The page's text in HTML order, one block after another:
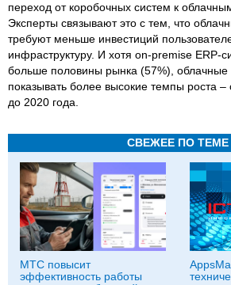
переход от коробочных систем к
Эксперты связывают это с тем, что
требуют меньше инвестиций
инфраструктуру. И хотя on-premise ERP-
больше половины рынка (57%), облачные
показывать более высокие темпы роста –
до 2020 года.
СВЕЖЕЕ ПО ТЕМЕ
МТС повысит
эффективность работы